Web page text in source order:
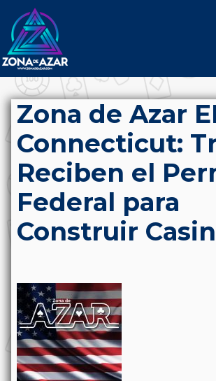
Zona de Azar
Connecticut:
Reciben el
Federal para
Construir